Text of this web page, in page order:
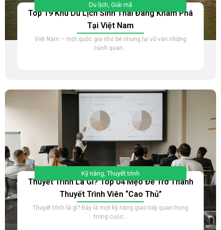
Du lịch Giải mã
Top 19 Khu Du Lịch Sinh Thái Đáng Khám Phá
Tại Việt Nam
Việt Nam – một quốc gia nhỏ bé nhưng lại vô vàn những
cảnh quan...
Kỹ năng ,Thuyết trình
Thuyết Trình Là Gì? Top 04 Mẹo Để Trở Thành
Thuyết Trình Viên “Cao Thủ”
Thuyết trình là gì? Đây là một kỹ năng giao tiếp quan trọng
trong cuộc...